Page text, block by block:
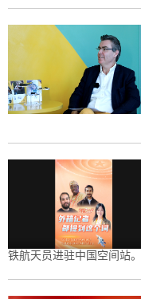
铁航天员进驻中国空间站。